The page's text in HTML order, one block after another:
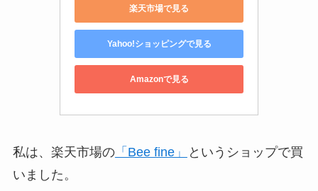
楽天市場で見る
Yahoo!ショッピングで見る
Amazonで見る
私は、楽天市場の「Bee fine」
というショップで買
いました。